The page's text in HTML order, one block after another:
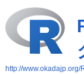
http://